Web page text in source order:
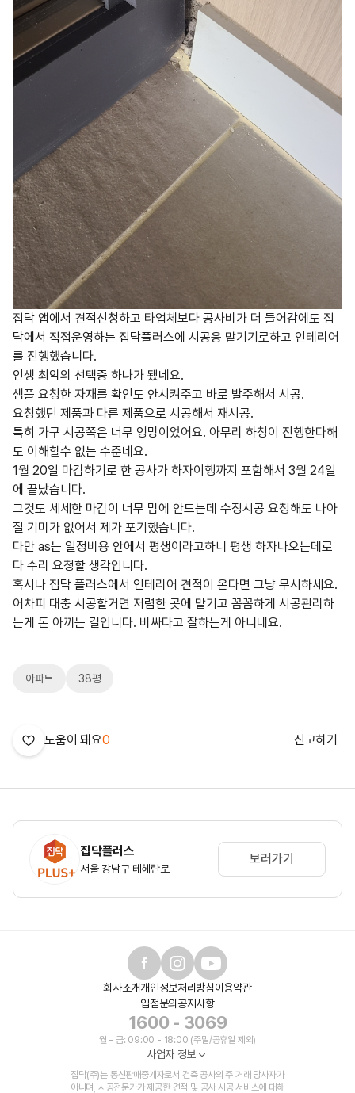
집닥 앱에서 견적신청하고 타업체보다 공사비가 더 들어감에도 집
닥에서 직접운영하는 집닥플러스에 시공응 맡기기로하고 인테리어
를 진행했습니다.
인생 최악의 선택중 하나가 됐네요.
샘플 요청한 자재를 확인도 안시켜주고 바로 발주해서 시공.
요청했던 제품과 다른 제품으로 시공해서 재시공.
특히 가구 시공쪽은 너무 엉망이었어요. 아무리 하청이 진행한다해
도 이해할수 없는 수준네요.
1월 20일 마감하기로 한 공사가 하자이행까지 포함해서 3월 24일
에 끝났습니다.
그것도 세세한 마감이 너무 맘에 안드는데 수정시공 요청해도 나아
질 기미가 없어서 제가 포기했습니다.
다만 as는 일정비용 안에서 평생이라고하니 평생 하자나오는데로
다 수리 요청할 생각입니다.
혹시나 집닥 플러스에서 인테리어 견적이 온다면 그냥 무시하세요.
어차피 대충 시공할거면 저렴한 곳에 맡기고 꼼꼼하게 시공관리하
는게 돈 아끼는 길입니다. 비싸다고 잘하는게 아니네요.
아파트 38평
도움이 돼요0 신고하기
집닥플러스
서울 강남구 테헤란로
보러가기
회사소개개인정보처리방침이용약관
입점문의 공지사항
1600 - 3069
월 - 금: 09:00 - 18:00 (주말/공휴일 제외)
사업자 정보
집닥(주)는 통신판매중개자로서 건축 공사의 주 거래 당사자가
아니며, 시공전문가가 제공한 견적 및 공사 시공 서비스에 대해